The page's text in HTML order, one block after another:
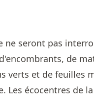
ne seront pas
de
verts et de feuilles
Les écocentres de